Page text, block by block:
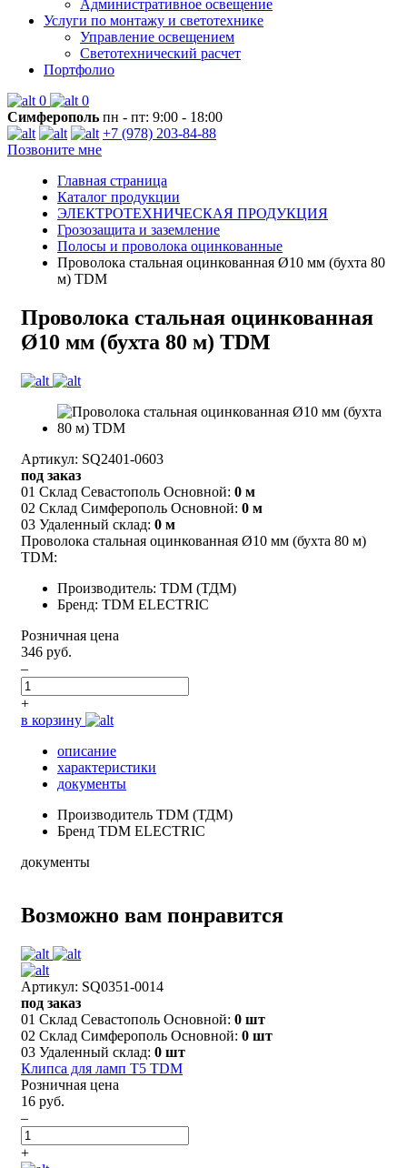
Административное освещение
Услуги по монтажу и светотехнике
Управление освещением
Светотехнический расчет
Портфолио
0
0
Симферополь пн - пт: 9:00 - 18:00
+7 (978) 203-84-88
Позвоните мне
Главная страница
Каталог продукции
ЭЛЕКТРОТЕХНИЧЕСКАЯ ПРОДУКЦИЯ
Грозозащита и заземление
Полосы и проволока оцинкованные
Проволока стальная оцинкованная Ø10 мм (бухта 80
м) TDM
Проволока стальная оцинкованная
Ø10 мм (бухта 80 м) TDM
Артикул: SQ2401-0603
под заказ
01 Склад Севастополь Основной: 0 м
02 Склад Симферополь Основной: 0 м
03 Удаленный склад: 0 м
Проволока стальная оцинкованная Ø10 мм (бухта 80 м)
TDM:
Производитель: TDM (ТДМ)
Бренд: TDM ELECTRIC
Розничная цена
346 руб.
–
+
в корзину
описание
характеристики
документы
Производитель TDM (ТДМ)
Бренд TDM ELECTRIC
документы
Возможно вам понравится
Артикул: SQ0351-0014
под заказ
01 Склад Севастополь Основной: 0 шт
02 Склад Симферополь Основной: 0 шт
03 Удаленный склад: 0 шт
Клипса для ламп Т5 TDM
Розничная цена
16 руб.
–
+